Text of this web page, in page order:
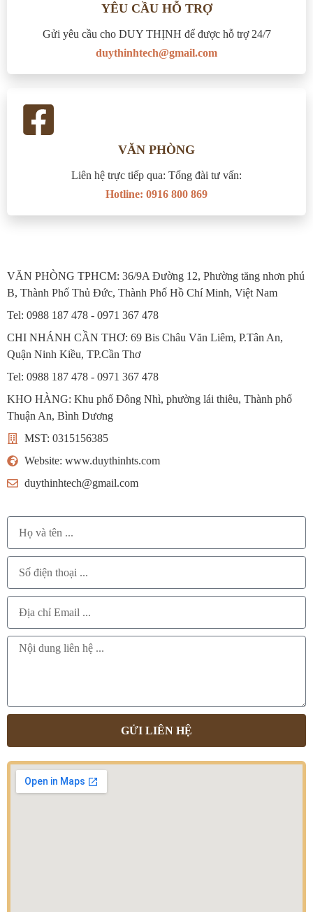
YÊU CẦU HỖ TRỢ
Gửi yêu cầu cho DUY THỊNH để được hỗ trợ 24/7
duythinhtech@gmail.com
VĂN PHÒNG
Liên hệ trực tiếp qua: Tổng đài tư vấn:
Hotline: 0916 800 869
VĂN PHÒNG TPHCM: 36/9A Đường 12, Phường tăng nhơn phú
B, Thành Phố Thủ Đức, Thành Phố Hồ Chí Minh, Việt Nam
Tel: 0988 187 478 - 0971 367 478
CHI NHÁNH CẦN THƠ: 69 Bis Châu Văn Liêm, P.Tân An,
Quận Ninh Kiều, TP.Cần Thơ
Tel: 0988 187 478 - 0971 367 478
KHO HÀNG: Khu phố Đông Nhì, phường lái thiêu, Thành phố
Thuận An, Bình Dương
MST: 0315156385
Website: www.duythinhts.com
duythinhtech@gmail.com
GỬI LIÊN HỆ